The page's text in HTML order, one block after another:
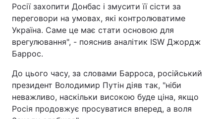
Росії захопити Донбас і змусити її сісти за
переговори на умовах, які контролюватиме
Україна. Саме це має стати основою для
врегулювання", - пояснив аналітик ISW Джордж
Баррос.
До цього часу, за словами Барроса, російський
президент Володимир Путін діяв так, "ніби
неважливо, наскільки високою буде ціна, якщо
Росія продовжує просуватися вперед, а воля